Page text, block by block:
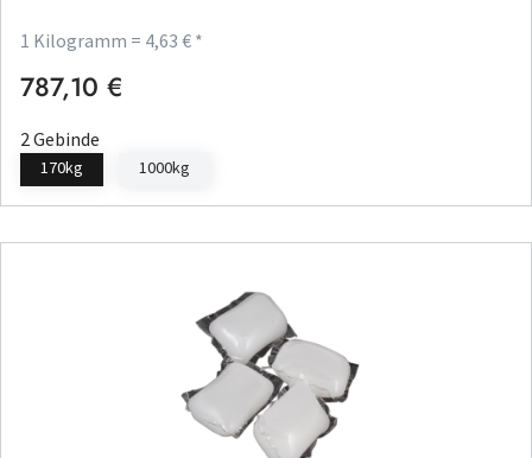
1 Kilogramm = 4,63 € *
Regulärer Preis:
787,10 €
2 Gebinde
170kg 1000kg